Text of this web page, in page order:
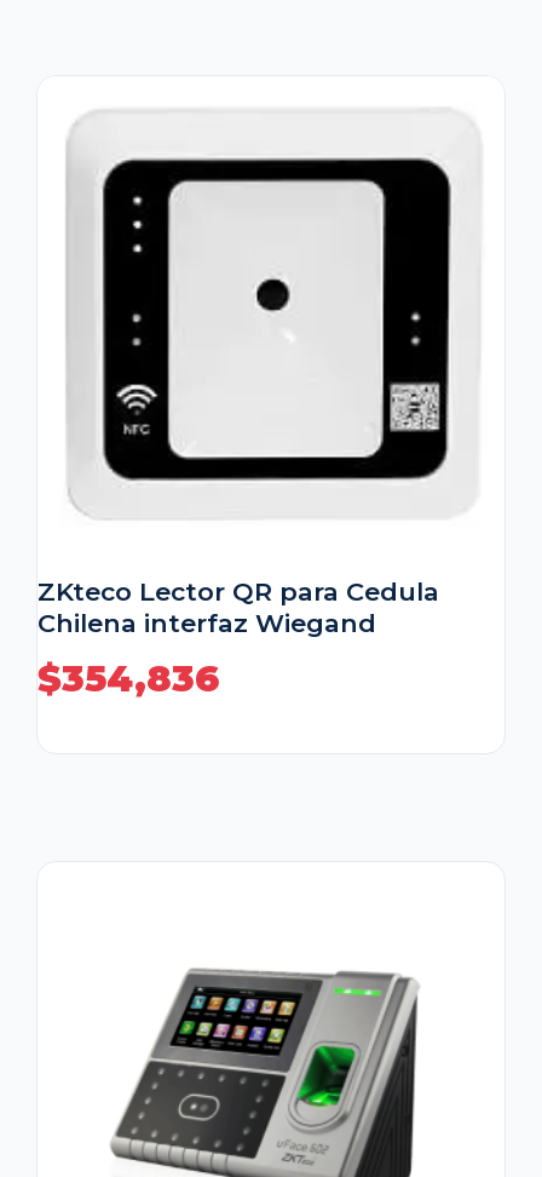
ZKteco Lector QR para Cedula
Chilena interfaz Wiegand
$354,836